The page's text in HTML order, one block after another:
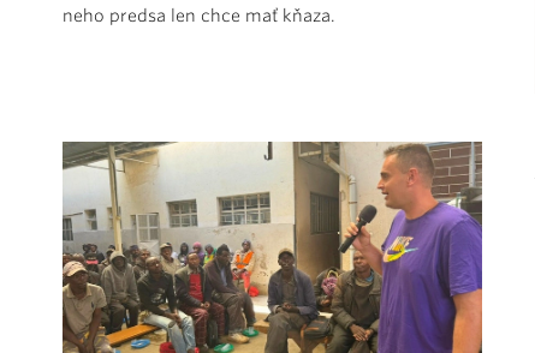
neho predsa len chce mať kňaza.